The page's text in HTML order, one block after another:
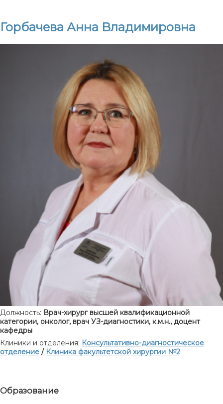
Горбачева Анна Владимировна
Должность: Врач-хирург высшей квалификационной
категории, онколог, врач УЗ-диагностики, к.м.н., доцент
кафедры
Клиники и отделения: Консультативно-диагностическое
отделение / Клиника факультетской хирургии №2
Образование